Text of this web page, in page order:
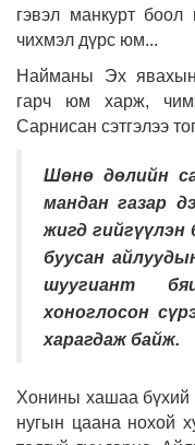
гэвэл манкурт боол
чихмэл дүрс юм...
Найманы Эх
гарч юм харж,
Сарнисан сэтгэлээ
Шөнө дөлийн
мандан газар
жигд гийгүүлэн
буусан
шуугиант
хоноглосон
харагдаж байж.
Хонины хашаа бүхий
нугын цаана нохой